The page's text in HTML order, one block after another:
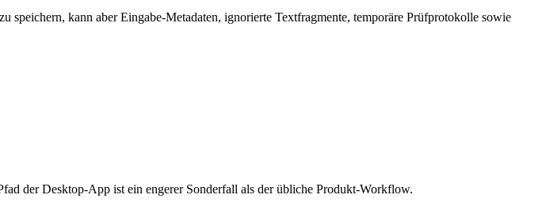
kann aber Eingabe-Metadaten, ignorierte Textfragmente, temporäre Prüfprotokolle sowie
der Desktop-App ist ein engerer Sonderfall als der übliche Produkt-Workflow.